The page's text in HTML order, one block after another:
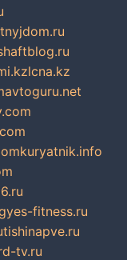
lcna.kz
avtoguru.net
kuryatnik.info
yes-fitness.ru
tishinapve.ru
tv.ru